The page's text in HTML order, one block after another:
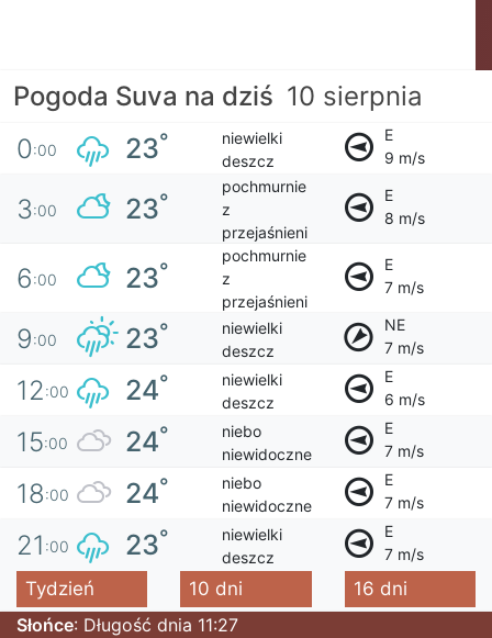
Pogoda Suva na dziś 10 sierpnia
0:00 23°
niewielki
deszcz
E
9 m/s
3:00 23°
pochmurnie
z
przejaśnieni
E
8 m/s
6:00 23°
pochmurnie
z
przejaśnieni
E
7 m/s
9:00 23°
niewielki
deszcz
NE
7 m/s
12:00 24°
niewielki
deszcz
E
6 m/s
15:00 24°
niebo
niewidoczne
E
7 m/s
18:00 24°
niebo
niewidoczne
E
7 m/s
21 :00 23°
niewielki
deszcz
E
7 m/s
Tydzień 10 dni
16 dni
Słońce: Długość dnia 11:27